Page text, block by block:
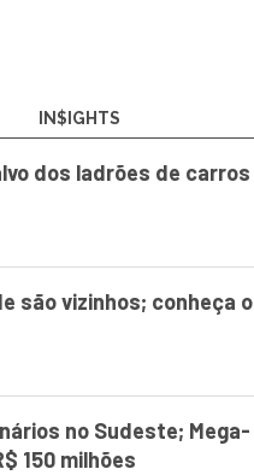
IN$IGHTS
dos ladrões de carros
são vizinhos; conheça o
no Sudeste; Mega-
150 milhões